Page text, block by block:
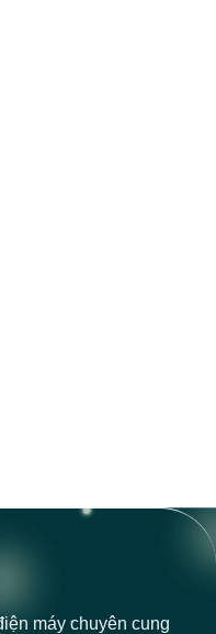
máy chuyên cung